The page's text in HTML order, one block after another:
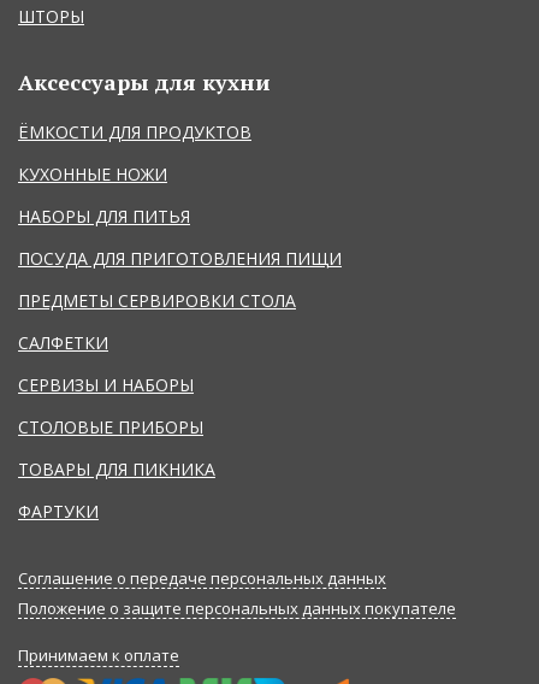
ШТОРЫ
Аксессуары для кухни
ЁМКОСТИ ДЛЯ ПРОДУКТОВ
КУХОННЫЕ НОЖИ
НАБОРЫ ДЛЯ ПИТЬЯ
ПОСУДА ДЛЯ ПРИГОТОВЛЕНИЯ ПИЩИ
ПРЕДМЕТЫ СЕРВИРОВКИ СТОЛА
САЛФЕТКИ
СЕРВИЗЫ И НАБОРЫ
СТОЛОВЫЕ ПРИБОРЫ
ТОВАРЫ ДЛЯ ПИКНИКА
ФАРТУКИ
Соглашение о передаче персональных данных
Положение о защите персональных данных покупателе
Принимаем к оплате